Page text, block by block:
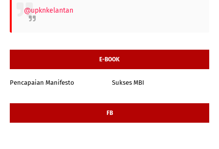
@upknkelantan
E-BOOK
Pencapaian Manifesto Sukses MBI
FB